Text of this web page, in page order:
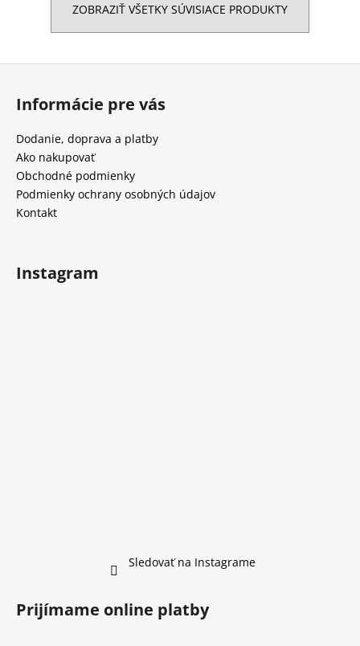
ZOBRAZIŤ VŠETKY SÚVISIACE PRODUKTY
Z
Informácie pre vás
Dodanie, doprava a platby
Ako nakupovať
Obchodné podmienky
Podmienky ochrany osobných údajov
Kontakt
Instagram
Sledovať na Instagrame
Prijímame online platby